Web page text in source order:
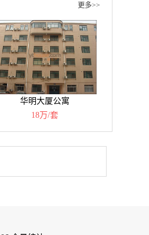
更多>>
华明大厦公寓
18万/套